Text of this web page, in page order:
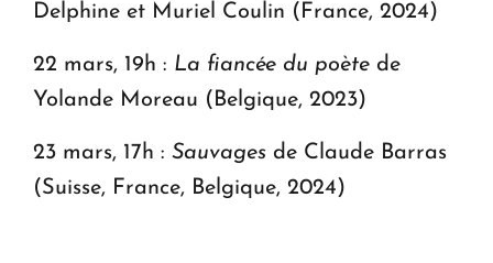
Delphine et Muriel Coulin (France, 2024)
22 mars, 19h : La fiancée du poète de
Yolande Moreau (Belgique, 2023)
23 mars, 17h : Sauvages de Claude Barras
(Suisse, France, Belgique, 2024)